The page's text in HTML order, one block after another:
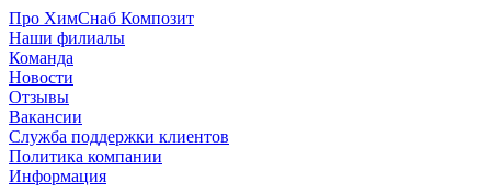
Про ХимСнаб Композит
Наши филиалы
Команда
Новости
Отзывы
Вакансии
Служба поддержки клиентов
Политика компании
Информация